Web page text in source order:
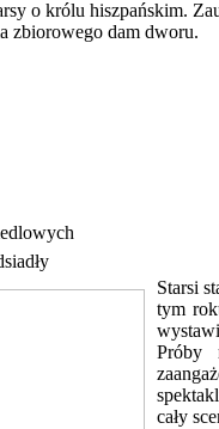
o królu hiszpańskim.
zbiorowego dam dworu.
Starsi
tym
Próby
cały